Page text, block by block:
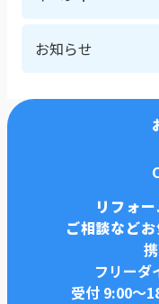
お知らせ
リフォ
ご相談など
フリーダ
受付 9:00〜